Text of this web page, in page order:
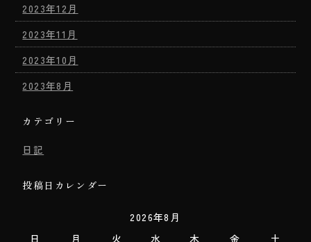
2023年12月
2023年11月
2023年10月
2023年8月
カテゴリー
日記
投稿日カレンダー
2026年8月
日
月 火 水 木 金 土